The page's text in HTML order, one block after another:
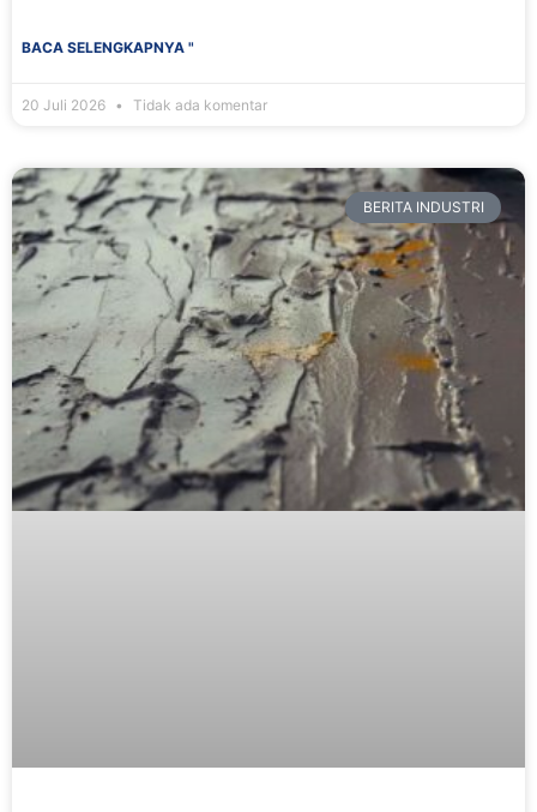
BACA SELENGKAPNYA "
20 Juli 2026 Tidak ada komentar
BERITA INDUSTRI